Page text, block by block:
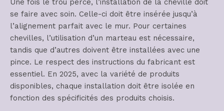
Une fois le trou percé, l’installation de la cheville doit
se faire avec soin. Celle-ci doit être insérée jusqu’à
l’alignement parfait avec le mur. Pour certaines
chevilles, l’utilisation d’un marteau est nécessaire,
tandis que d’autres doivent être installées avec une
pince. Le respect des instructions du fabricant est
essentiel. En 2025, avec la variété de produits
disponibles, chaque installation doit être isolée en
fonction des spécificités des produits choisis.